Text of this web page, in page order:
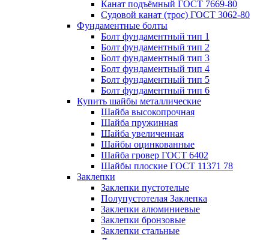
Канат подъёмный ГОСТ 7669-80
Судовой канат (трос) ГОСТ 3062-80
Фундаментные болты
Болт фундаментный тип 1
Болт фундаментный тип 2
Болт фундаментный тип 3
Болт фундаментный тип 4
Болт фундаментный тип 5
Болт фундаментный тип 6
Купить шайбы металлические
Шайба высокопрочная
Шайба пружинная
Шайба увеличенная
Шайбы оцинкованные
Шайба гровер ГОСТ 6402
Шайбы плоские ГОСТ 11371 78
Заклепки
Заклепки пустотелые
Полупустотелая Заклепка
Заклепки алюминиевые
Заклепки бронзовые
Заклепки стальные